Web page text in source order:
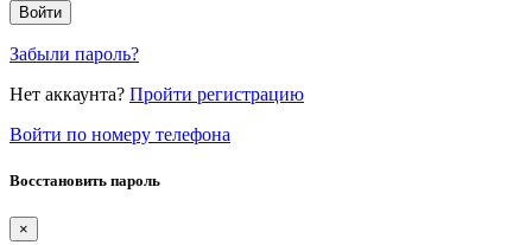
Войти
Забыли пароль?
Нет аккаунта? Пройти регистрацию
Войти по номеру телефона
Восстановить пароль
×